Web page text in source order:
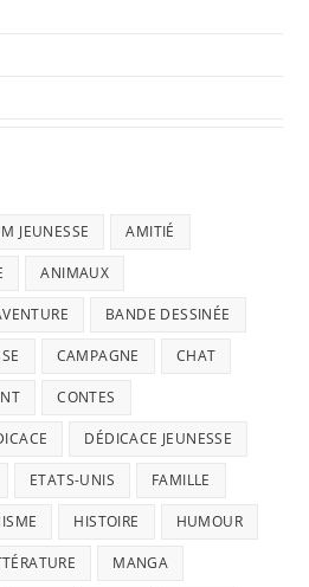
JEUNESSE AMITIÉ
ANIMAUX
BANDE DESSINÉE
CAMPAGNE CHAT
CONTES
DÉDICACE JEUNESSE
ETATS-UNIS FAMILLE
HISTOIRE HUMOUR
MANGA